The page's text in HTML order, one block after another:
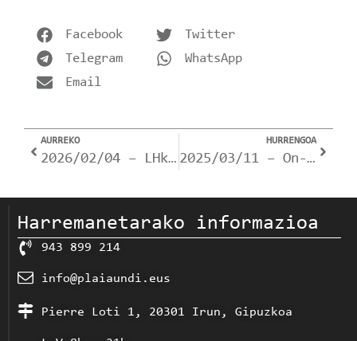
Facebook
Twitter
Telegram
WhatsApp
Email
AURREKO
2026/02/04 – LHko tituluak lortzeko proba LIBREAK (erdi- eta goi-mailako tituluak).
HURRENGOA
2025/03/11 – On-kologia 360º Jardunaldi Zientifikoa: Lanbide Heziketa onkologia-ongizatearen zerbitzura
Harremanetarako informazioa
943 899 214
info@plaiaundi.eus
Pierre Loti 1, 20301 Irun, Gipuzkoa